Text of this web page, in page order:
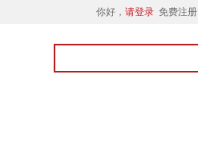
你好， 请登录 免费注册